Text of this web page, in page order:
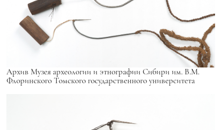
Архив Музея археологии и этнографии Сибири им. В.М.
Флоринского Томского государственного университета